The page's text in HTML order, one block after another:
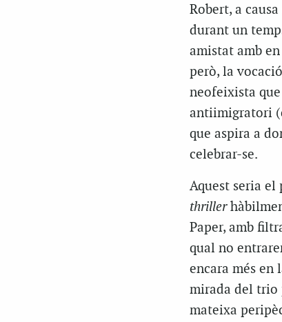
Robert, a
durant un
amistat amb
però, la
neofeixista
antiimigratori
que aspira a
celebrar-se.
Aquest seria
thriller
Paper, amb
qual no
encara més en
mirada del trio
mateixa